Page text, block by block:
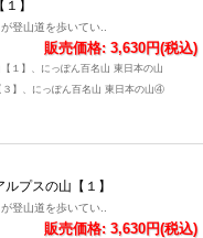
】
登山道を歩いてい..
販売価格: 3,630円(税込)
１】、にっぽん百名山 東日本の山
３】、にっぽん百名山 東日本の山④
プスの山【１】
登山道を歩いてい..
販売価格: 3,630円(税込)